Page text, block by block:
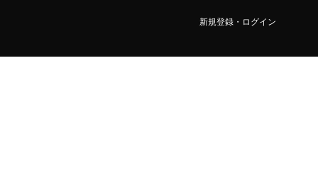
新規登録・ログイン